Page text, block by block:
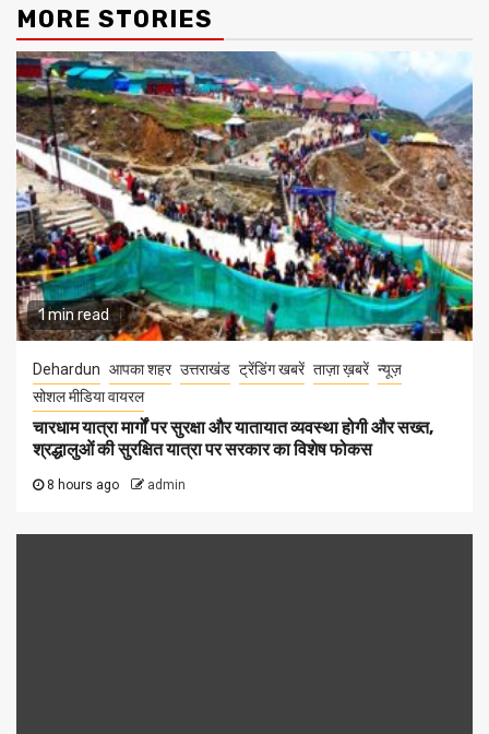
MORE STORIES
1 min read
Dehardun आपका शहर उत्तराखंड ट्रेंडिंग खबरें ताज़ा ख़बरें न्यूज़
सोशल मीडिया वायरल
चारधाम यात्रा मार्गों पर सुरक्षा और यातायात व्यवस्था होगी और सख्त,
श्रद्धालुओं की सुरक्षित यात्रा पर सरकार का विशेष फोकस
8 hours ago admin